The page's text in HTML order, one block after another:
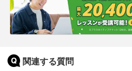
関連する質問